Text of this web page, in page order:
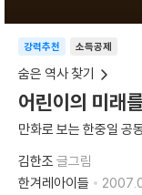
소득공제
강력추천
숨은 역사 찾기
어린이의 미래
만화로 보는 한중일 공
김한조 글그림
한겨레아이들